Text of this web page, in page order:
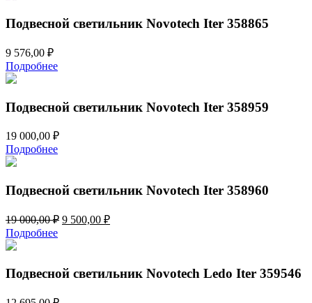
000,00 ₽.
Подвесной светильник Novotech Iter 358865
9 576,00 ₽
Подробнее
Подвесной светильник Novotech Iter 358959
19 000,00 ₽
Подробнее
Подвесной светильник Novotech Iter 358960
19 000,00₽ Первоначальная
000,00 ₽.
9 500,00 ₽Текущая
Подробнее
Подвесной светильник Novotech Ledo Iter 359546